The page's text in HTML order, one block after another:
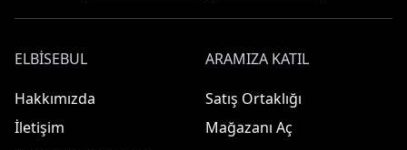
ELBISEBUL
Hakkımızda
İletişim
ARAMIZA KATIL
Satış Ortaklığı
Mağazanı Aç